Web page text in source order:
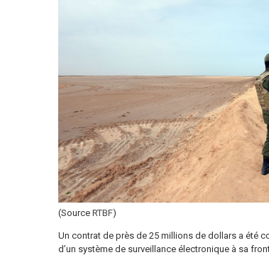
(Source RTBF)
Un contrat de près de 25 millions de dollars a été
d’un système de surveillance électronique à sa